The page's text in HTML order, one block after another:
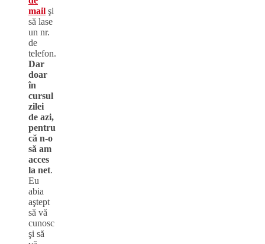
mail şi
să lase
un nr.
de
telefon.
Dar
doar
în
cursul
zilei
de azi,
pentru
că n-o
să am
acces
la net.
Eu
abia
aştept
să vă
cunosc
şi să